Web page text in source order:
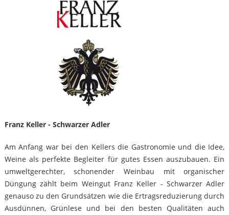
Franz Keller - Schwarzer Adler
Am Anfang war bei den Kellers die Gastronomie und die Idee,
Weine als perfekte Begleiter für gutes Essen auszubauen. Ein
umweltgerechter, schonender Weinbau mit organischer
Düngung zählt beim Weingut Franz Keller - Schwarzer Adler
genauso zu den Grundsätzen wie die Ertragsreduzierung durch
Ausdünnen, Grünlese und bei den besten Qualitäten auch